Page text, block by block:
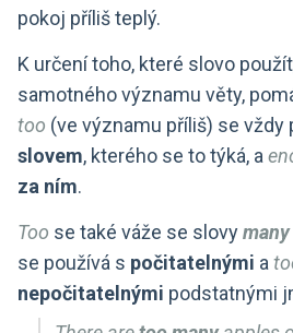
pokoj příliš teplý.
K určení toho, které slovo
samotného významu věty,
too (ve významu příliš) se vždy
slovem, kterého se to týká, a
za ním.
Too se také váže se slovymany
se používá s počitatelnými a
nepočitatelnými podstatnými